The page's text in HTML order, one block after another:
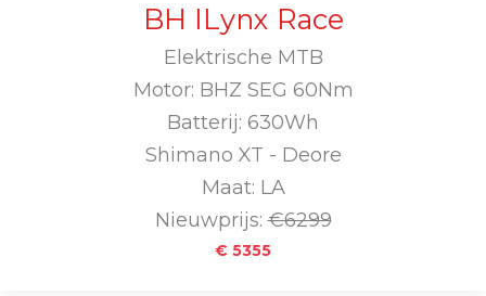
BH ILynx Race
Elektrische MTB
Motor: BHZ SEG 60Nm
Batterij: 630Wh
Shimano XT - Deore
Maat: LA
Nieuwprijs:€6299
€ 5355